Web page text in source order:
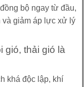
bộ ngay từ đầu,
giảm áp lực xử lý
gió, thải gió là
khá độc lập, khí